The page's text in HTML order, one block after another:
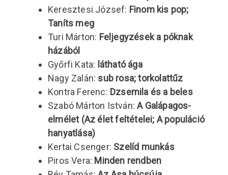
Keresztesi József: Finom kis pop;
Taníts meg
Turi Márton: Feljegyzések a póknak
házából
Győrfi Kata: látható ága
Nagy Zalán: sub rosa; torkolattűz
Kontra Ferenc: Dzsemila és a beles
Szabó Márton István:A Galápagos-
elmélet (Az élet feltételei; A populáció
hanyatlása)
Kertai Csenger: Szelíd munkás
Piros Vera: Minden rendben